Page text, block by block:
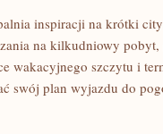
inspiracji na krótki
na kilkudniowy
wakacyjnego szczytu i
swój plan wyjazdu do